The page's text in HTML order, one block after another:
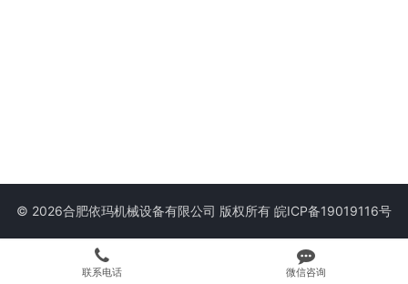
© 2026合肥依玛机械设备有限公司 版权所有 皖ICP备19019116号
联系电话 微信咨询